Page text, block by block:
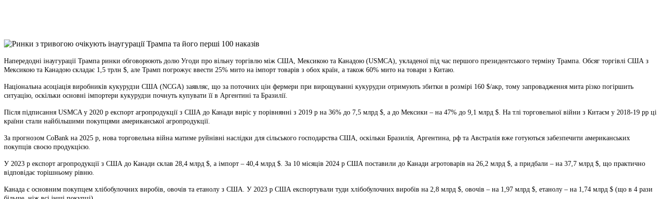
Link
Print
Напередодні інаугурації Трампа ринки обговорюють долю Угоди про вільну торгівлю між США, Мексикою та Канадою (USMCA), укладеної під час першого президентського терміну Трампа. Обсяг торгівлі США з
Мексикою та Канадою складає 1,5 трлн $, але Трамп погрожує ввести 25% мито на імпорт товарів з обох країн, а також 60% мито на товари з Китаю.
Національна асоціація виробників кукурудзи США (NCGA) заявляє, що за поточних цін фермери при вирощуванні кукурудзи отримують збитки в розмірі 160 $/акр, тому запровадження мита різко погіршить
ситуацію, оскільки основні імпортери кукурудзи почнуть купувати її в Аргентині та Бразилії.
Після підписання USMCA у 2020 р експорт агропродукції з США до Канади виріс у порівнянні з 2019 р на 36% до 7,5 млрд $, а до Мексики – на 47% до 9,1 млрд $. На тлі торговельної війни з Китаєм у 2018-19 рр ці
країни стали найбільшими покупцями американської агропродукції.
За прогнозом CoBank на 2025 р, нова торговельна війна матиме руйнівні наслідки для сільського господарства США, оскільки Бразилія, Аргентина, рф та Австралія вже готуються забезпечити американських
покупців своєю продукцією.
У 2023 р експорт агропродукції з США до Канади склав 28,4 млрд $, а імпорт – 40,4 млрд $. За 10 місяців 2024 р США поставили до Канади агротоварів на 26,2 млрд $, а придбали – на 37,7 млрд $, що практично
відповідає торішньому рівню.
Канада є основним покупцем хлібобулочних виробів, овочів та етанолу з США. У 2023 р США експортували туди хлібобулочних виробів на 2,8 млрд $, овочів – на 1,97 млрд $, етанолу – на 1,74 млрд $ (що в 4 рази